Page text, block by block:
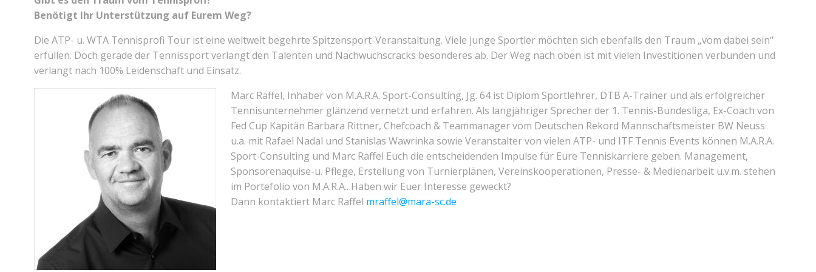
Benötigt Ihr Unterstützung auf Eurem Weg?
Die ATP- u. WTA Tennisprofi Tour ist eine weltweit begehrte Spitzensport-Veranstaltung. Viele junge Sportler möchten sich ebenfalls den Traum „vom dabei sein“
erfüllen. Doch gerade der Tennissport verlangt den Talenten und Nachwuchscracks besonderes ab. Der Weg nach oben ist mit vielen Investitionen verbunden und
verlangt nach 100% Leidenschaft und Einsatz.
Marc Raffel, Inhaber von M.A.R.A. Sport-Consulting, Jg. 64 ist Diplom Sportlehrer, DTB A-Trainer und als erfolgreicher
Tennisunternehmer glänzend vernetzt und erfahren. Als langjähriger Sprecher der 1. Tennis-Bundesliga, Ex-Coach von
Fed Cup Kapitän Barbara Rittner, Chefcoach & Teammanager vom Deutschen Rekord Mannschaftsmeister BW Neuss
u.a. mit Rafael Nadal und Stanislas Wawrinka sowie Veranstalter von vielen ATP- und ITF Tennis Events können M.A.R.A.
Sport-Consulting und Marc Raffel Euch die entscheidenden Impulse für Eure Tenniskarriere geben. Management,
Sponsorenaquise-u. Pflege, Erstellung von Turnierplänen, Vereinskooperationen, Presse- & Medienarbeit u.v.m. stehen
im Portefolio von M.A.R.A.. Haben wir Euer Interesse geweckt?
Dann kontaktiert Marc Raffel mraffel@mara-sc.de